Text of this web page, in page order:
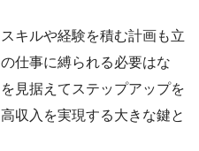
キルや経験を積む計画も立
仕事に縛られる必要はな
見据えてステップアップを
収入を実現する大きな鍵と